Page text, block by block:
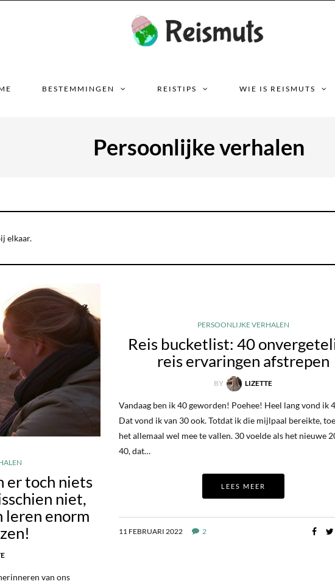
BESTEMMINGEN REISTIPS WIE IS REISMUTS
Persoonlijke verhalen
elkaar.
er toch niets
niet,
leren enorm
van ons
PERSOONLIJKE VERHALEN
Reis bucketlist: 40
reis ervaringen afstrepen
BY LIZETTE
Vandaag ben ik 40 geworden! Poehee! Heel lang vond ik
Dat vond ik van 30 ook. Totdat ik die mijlpaal bereikte,
het allemaal wel mee te vallen. 30 voelde als het nieuwe
40, dat…
LEES MEER
11 FEBRUARI 2022 2